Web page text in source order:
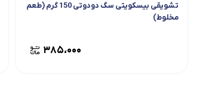
تشویقی بیسکویتی سگ دودوتی 150 گرم (طعم
مخلوط)
۳۸۵،۰۰۰